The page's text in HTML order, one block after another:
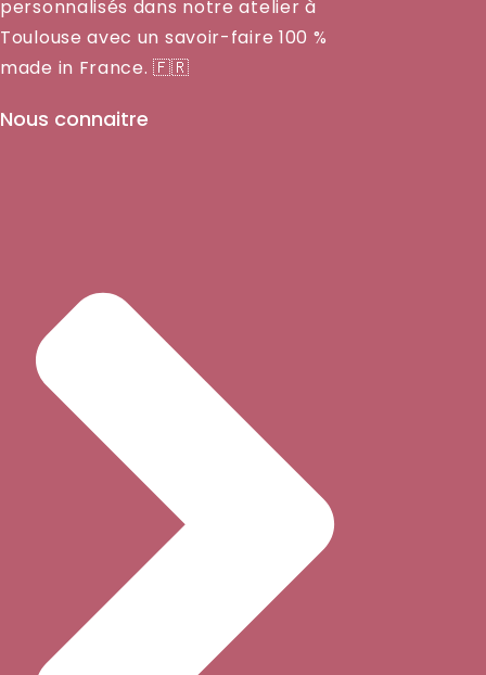
personnalisés dans notre atelier à
Toulouse avec un savoir-faire 100 %
made in France. 🇫🇷
Nous connaitre